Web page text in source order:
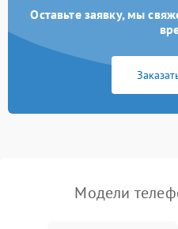
Оставьте заявку, мы
Модели